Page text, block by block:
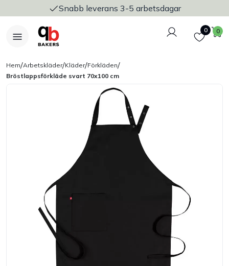
Snabb leverans 3-5 arbetsdagar
Logga in
Favoriter
0 0
Bageriplåtar & bakformar
Stickvagnar & transport
Utensilier
Hem/Arbetskläder/Kläder/Förkläden/
Bröstlappsförkläde svart 70x100 cm